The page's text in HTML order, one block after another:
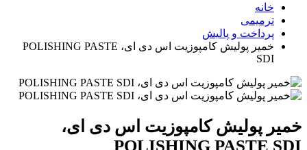
خانه
ترمیمی
پرداخت و پالیش
خمیر پولیش کامپوزیت اس دی ای، POLISHING PASTE
SDI
خمیر پولیش کامپوزیت اس دی ای،
POLISHING PASTE SDI